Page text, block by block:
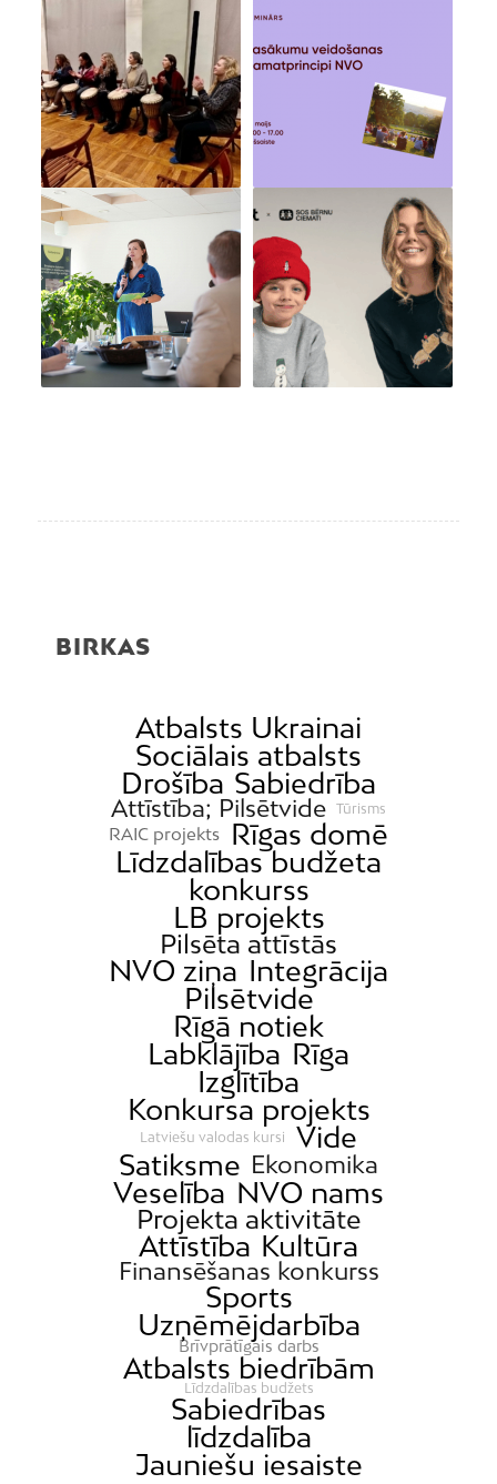
BIRKAS
Atbalsts Ukrainai
Sociālais atbalsts
Drošība Sabiedrība
Attīstība; Pilsētvide Tūrisms
RAIC projekts
Rīgas domē
Līdzdalības budžeta
konkurss
LB projekts
Pilsēta attīstās
NVO ziņa Integrācija
Pilsētvide
Rīgā notiek
Labklājība Rīga
Izglītība
Konkursa projekts
Latviešu valodas kursi
Vide
Satiksme Ekonomika
Veselība NVO nams
Projekta aktivitāte
Attīstība Kultūra
Finansēšanas konkurss
Sports
Uzņēmējdarbība
Brīvprātīgais darbs
Atbalsts biedrībām
Līdzdalības budžets
Sabiedrības
līdzdalība
Jauniešu iesaiste